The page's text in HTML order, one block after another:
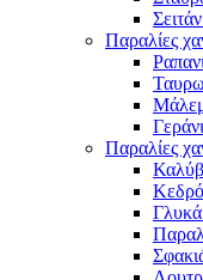
Παραλίες
Γεράνι
Παραλίες